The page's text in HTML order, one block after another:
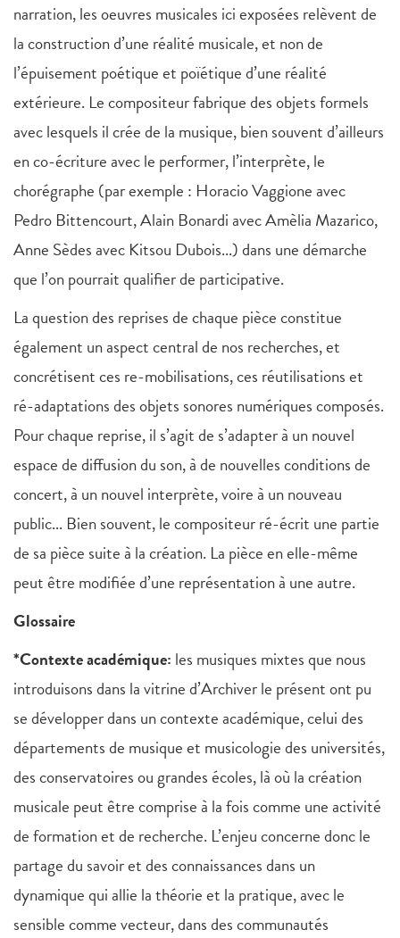
narration, les oeuvres musicales ici exposées relèvent de
la construction d’une réalité musicale, et non de
l’épuisement poétique et poïétique d’une réalité
extérieure. Le compositeur fabrique des objets formels
avec lesquels il crée de la musique, bien souvent d’ailleurs
en co-écriture avec le performer, l’interprète, le
chorégraphe (par exemple : Horacio Vaggione avec
Pedro Bittencourt, Alain Bonardi avec Amèlia Mazarico,
Anne Sèdes avec Kitsou Dubois...) dans une démarche
que l’on pourrait qualifier de participative.
La question des reprises de chaque pièce constitue
également un aspect central de nos recherches, et
concrétisent ces re-mobilisations, ces réutilisations et
ré-adaptations des objets sonores numériques composés.
Pour chaque reprise, il s’agit de s’adapter à un nouvel
espace de diffusion du son, à de nouvelles conditions de
concert, à un nouvel interprète, voire à un nouveau
public... Bien souvent, le compositeur ré-écrit une partie
de sa pièce suite à la création. La pièce en elle-même
peut être modifiée d’une représentation à une autre.
Glossaire
*Contexte académique: les musiques mixtes que nous
introduisons dans la vitrine d’Archiver le présent ont pu
se développer dans un contexte académique, celui des
départements de musique et musicologie des universités,
des conservatoires ou grandes écoles, là où la création
musicale peut être comprise à la fois comme une activité
de formation et de recherche. L’enjeu concerne donc le
partage du savoir et des connaissances dans un
dynamique qui allie la théorie et la pratique, avec le
sensible comme vecteur, dans des communautés